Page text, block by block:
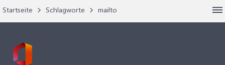
Startseite Schlagworte mailto